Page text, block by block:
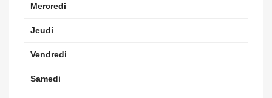
Mercredi
Jeudi
Vendredi
Samedi